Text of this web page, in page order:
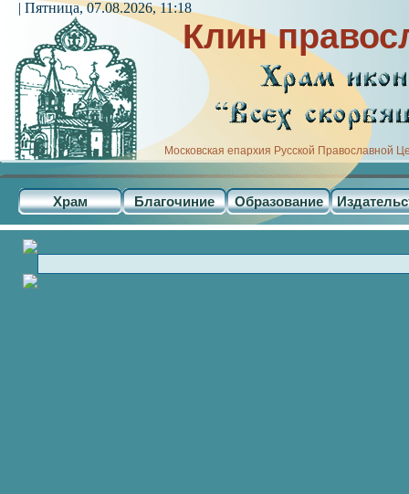
Клин
Московская епархия Русской Православной
Храм Благочиние Образование
| Пятница, 07.08.2026, 11:18